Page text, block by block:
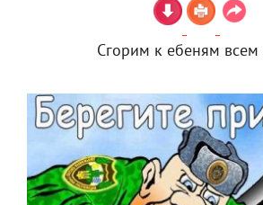
Сгорим к ебеням всем